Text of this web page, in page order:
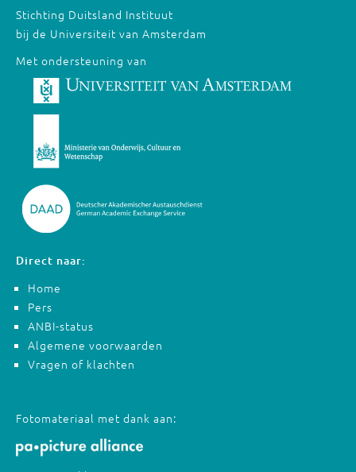
Stichting Duitsland Instituut
bij de Universiteit van Amsterdam
Met ondersteuning van
Direct naar:
Home
Pers
ANBI-status
Algemene voorwaarden
Vragen of klachten
Fotomateriaal met dank aan: